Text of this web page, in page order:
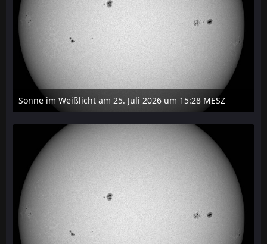
Sonne im Weißlicht am 25. Juli 2026 um 15:28 MESZ
27. Juli 2026 um 20:29